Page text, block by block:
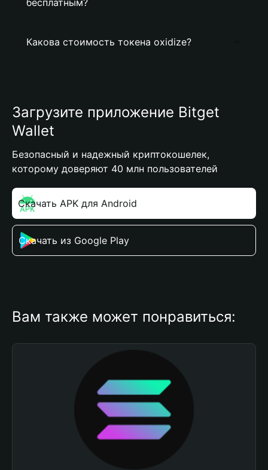
бесплатным?
Какова стоимость токена oxidize?
Загрузите приложение Bitget
Wallet
Безопасный и надежный криптокошелек,
которому доверяют 40 млн пользователей
Скачать APK для Android
Скачать из Google Play
Вам также может понравиться: